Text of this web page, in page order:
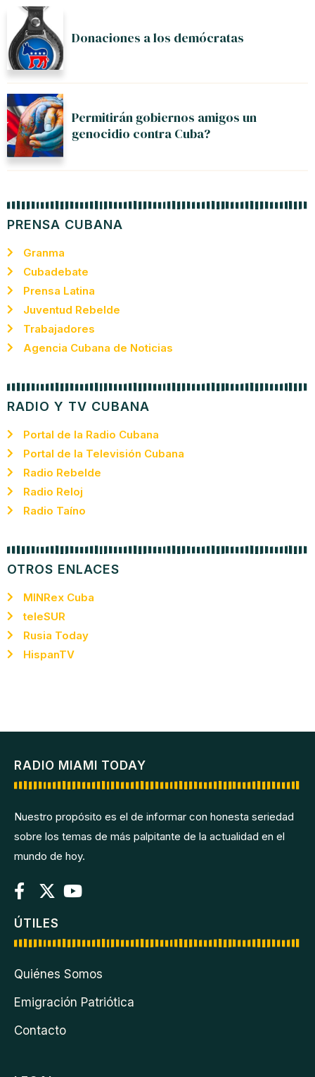
Donaciones a los demócratas
Permitirán gobiernos amigos un
genocidio contra Cuba?
PRENSA CUBANA
Granma
Cubadebate
Prensa Latina
Juventud Rebelde
Trabajadores
Agencia Cubana de Noticias
RADIO Y TV CUBANA
Portal de la Radio Cubana
Portal de la Televisión Cubana
Radio Rebelde
Radio Reloj
Radio Taíno
OTROS ENLACES
MINRex Cuba
teleSUR
Rusia Today
HispanTV
RADIO MIAMI TODAY
Nuestro propósito es el de informar con honesta seriedad
sobre los temas de más palpitante de la actualidad en el
mundo de hoy.
ÚTILES
Quiénes Somos
Emigración Patriótica
Contacto